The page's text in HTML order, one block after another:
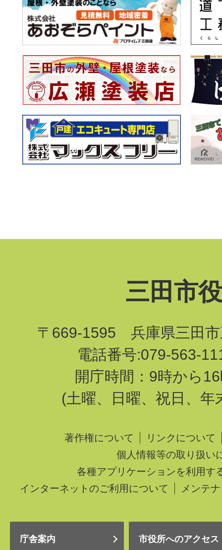
三田市
〒669-1595 兵庫県三田市
電話番号:079-563-
開庁時間：9時から
(土曜、日曜、祝日、年
著作権について
リンクについて
個人情報等の取り扱い
各種アプリケーションを利用す
インターネットのご利用について
メンテ
庁舎案内 市役所へのアクセス